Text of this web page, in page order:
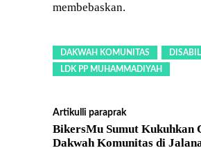
membebaskan.
DAKWAH KOMUNITAS
LDK PP MUHAMMADIYAH
Artikulli paraprak
BikersMu Sumut Kukuhkan
Dakwah Komunitas di